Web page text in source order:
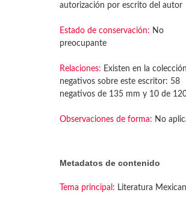
autorización por escrito del autor
Estado de conservación: No
preocupante
Relaciones: Existen en la
negativos sobre este escritor: 58
negativos de 135 mm y 10 de
Observaciones de forma: No
Metadatos de contenido
Tema principal: Literatura